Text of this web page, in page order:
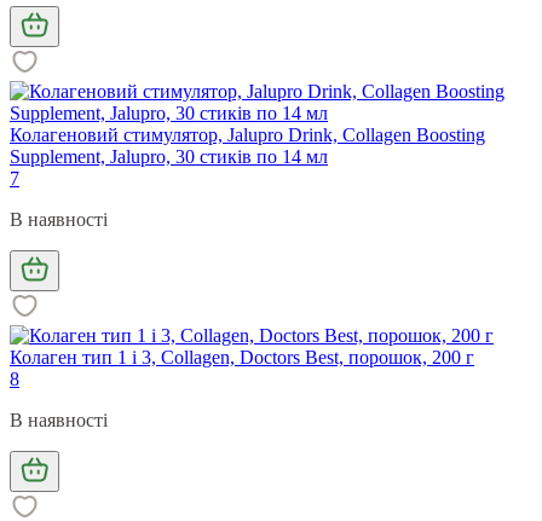
Колагеновий стимулятор, Jalupro Drink, Collagen Boosting
Supplement, Jalupro, 30 стиків по 14 мл
7
В наявності
Колаген тип 1 і 3, Collagen, Doctors Best, порошок, 200 г
8
В наявності